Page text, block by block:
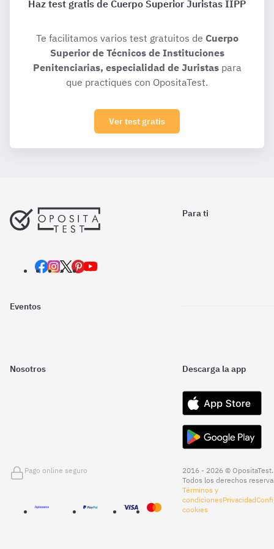
Haz test gratis de Cuerpo Superior Juristas IIPP
Te facilitamos varios test gratuitos de Cuerpo
Superior de Técnicos de Instituciones
Penitenciarias, especialidad de Juristaspara
que practiques con OpositaTest.
Ver test gratis
Para ti
Eventos
Nosotros Descarga la app
Pago online seguro
2016 - 2026 © OpositaTest.
Todos los derechos
Términos y
condicionesPrivacidad
cookies